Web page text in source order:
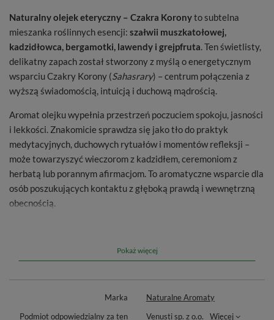
Naturalny olejek eteryczny – Czakra Koronyto subtelna
mieszanka roślinnych esencji: szałwii muszkatołowej,
kadzidłowca, bergamotki, lawendy i grejpfruta. Ten świetlisty,
delikatny zapach został stworzony z myślą o energetycznym
wsparciu Czakry Korony (Sahasrary) – centrum połączenia z
wyższą świadomością, intuicją i duchową mądrością.
Aromat olejku wypełnia przestrzeń poczuciem spokoju, jasności
i lekkości. Znakomicie sprawdza się jako tło do praktyk
medytacyjnych, duchowych rytuałów i momentów refleksji –
może towarzyszyć wieczorom z kadzidłem, ceremoniom z
herbatą lub porannym afirmacjom. To aromatyczne wsparcie dla
osób poszukujących kontaktu z głęboką prawdą i wewnętrzną
obecnością.
Olejki eteryczneto naturalne koncentraty roślin – pozyskiwane
duchowych, pielęgnacji skóry i relaksacji. Każdy zapach niesie w
Pokaż więcej
Marka
Naturalne Aromaty
Podmiot odpowiedzialny za ten
Venusti sp. z o.o. Więcej